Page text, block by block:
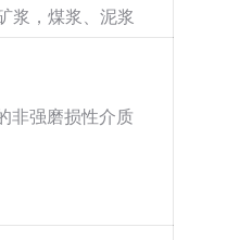
浆，煤浆、泥浆
强磨损性介质